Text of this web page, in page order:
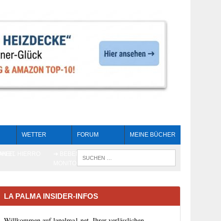
WETTER FORUM MEINE BÜCHER
LA PALMA INSIDER-INFOS